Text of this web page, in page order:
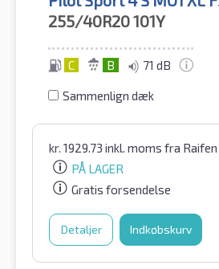
255/40R20101Y
C B 71 dB
Sammenlign dæk
kr. 1929.73 inkl. moms fra Raifen
PÅ LAGER
Gratis forsendelse
Detaljer Indkøbskurv